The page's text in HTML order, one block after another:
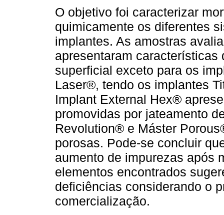
O objetivo foi caracterizar
quimicamente os diferentes
implantes. As amostras
apresentaram características
superficial exceto para os
Laser®, tendo os implantes
Implant External Hex®
promovidas por jateamento
Revolution® e Máster
porosas. Pode-se concluir
aumento de impurezas após
elementos encontrados
deficiências considerando o
comercialização.